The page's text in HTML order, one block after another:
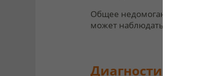
Общее недомогание,
может наблюдаться
Диагностика